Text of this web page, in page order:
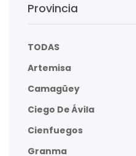
Provincia
TODAS
Artemisa
Camagüey
Ciego De Ávila
Cienfuegos
Granma